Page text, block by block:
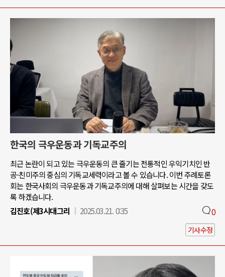
한국의 극우운동과 기독교주의
최근 논란이 되고 있는 극우운동의 큰 줄기는 전통적인 우익기치인 반
공-친미주의 중심의 기독교세력이라고 볼 수 있습니다. 이번 주례토론
회는 한국사회의 극우운동과 기독교주의에 대해 살펴보는 시간을 갖도
록 하겠습니다.
김진호(제3시대그리
2025.03.21. 0:35 0
기사수정